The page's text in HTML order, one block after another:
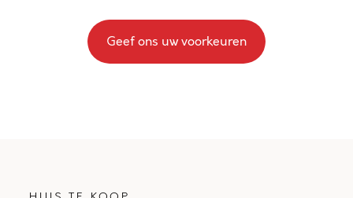
Geef ons uw voorkeuren